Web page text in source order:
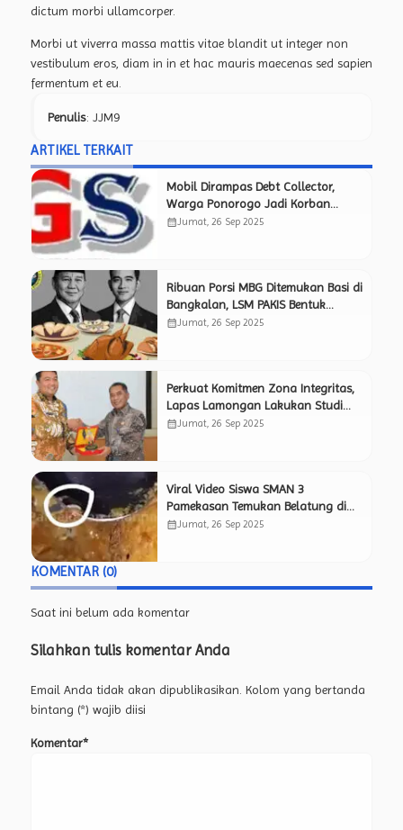
dictum morbi ullamcorper.
Morbi ut viverra massa mattis vitae blandit ut integer non
vestibulum eros, diam in in et hac mauris maecenas sed sapien
fermentum et eu.
Penulis: JJM9
ARTIKEL TERKAIT
Mobil Dirampas Debt Collector,
Warga Ponorogo Jadi Korban
Pemerasan Berkedok BT
calendar_monthJumat, 26 Sep 2025
Ribuan Porsi MBG Ditemukan Basi di
Bangkalan, LSM PAKIS Bentuk
Timsus Pemantau Independen Awasi
calendar_monthJumat, 26 Sep 2025
Perkuat Komitmen Zona Integritas,
Lapas Lamongan Lakukan Studi
Tiru ke Lapas Mojokerto yang
calendar_monthJumat, 26 Sep 2025
Viral Video Siswa SMAN 3
Pamekasan Temukan Belatung di
Menu Makan Bergizi Gratis, Netizen
calendar_monthJumat, 26 Sep 2025
KOMENTAR (0)
Saat ini belum ada komentar
Silahkan tulis komentar Anda
Email Anda tidak akan dipublikasikan. Kolom yang bertanda
bintang (*) wajib diisi
Komentar*